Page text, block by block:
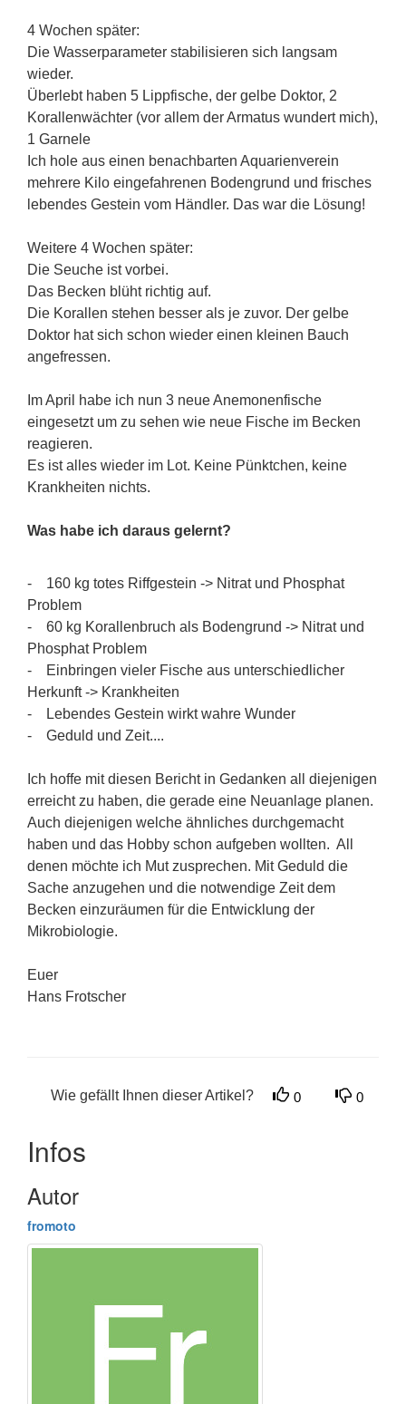
4 Wochen später:
Die Wasserparameter stabilisieren sich langsam
wieder.
Überlebt haben 5 Lippfische, der gelbe Doktor, 2
Korallenwächter (vor allem der Armatus wundert mich),
1 Garnele
Ich hole aus einen benachbarten Aquarienverein
mehrere Kilo eingefahrenen Bodengrund und frisches
lebendes Gestein vom Händler. Das war die Lösung!
Weitere 4 Wochen später:
Die Seuche ist vorbei.
Das Becken blüht richtig auf.
Die Korallen stehen besser als je zuvor. Der gelbe
Doktor hat sich schon wieder einen kleinen Bauch
angefressen.
Im April habe ich nun 3 neue Anemonenfische
eingesetzt um zu sehen wie neue Fische im Becken
reagieren.
Es ist alles wieder im Lot. Keine Pünktchen, keine
Krankheiten nichts.
Was habe ich daraus gelernt?
- 160 kg totes Riffgestein -> Nitrat und Phosphat
Problem
- 60 kg Korallenbruch als Bodengrund -> Nitrat und
Phosphat Problem
- Einbringen vieler Fische aus unterschiedlicher
Herkunft -> Krankheiten
- Lebendes Gestein wirkt wahre Wunder
- Geduld und Zeit....
Ich hoffe mit diesen Bericht in Gedanken all diejenigen
erreicht zu haben, die gerade eine Neuanlage planen.
Auch diejenigen welche ähnliches durchgemacht
haben und das Hobby schon aufgeben wollten. All
denen möchte ich Mut zusprechen. Mit Geduld die
Sache anzugehen und die notwendige Zeit dem
Becken einzuräumen für die Entwicklung der
Mikrobiologie.
Euer
Hans Frotscher
Wie gefällt Ihnen dieser Artikel? 0 0
Infos
Autor
fromoto